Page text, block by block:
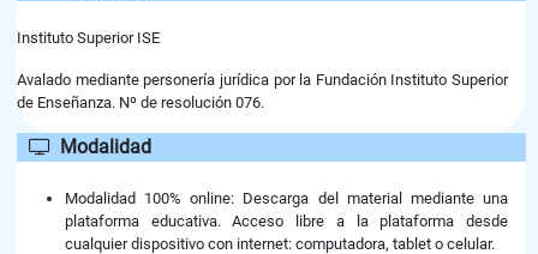
Instituto Superior ISE
Avalado mediante personería jurídica por la Fundación Instituto Superior
de Enseñanza. Nº de resolución 076.
Modalidad
Modalidad 100% online: Descarga del material mediante una
plataforma educativa. Acceso libre a la plataforma desde
cualquier dispositivo con internet: computadora, tablet o celular.